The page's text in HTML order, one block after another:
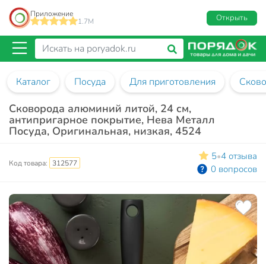
Приложение
1.7M
Открыть
Каталог Посуда Для приготовления
Сковорода алюминий литой, 24 см,
антипригарное покрытие, Нева Металл
Посуда, Оригинальная, низкая, 4524
Код товара: 312577
5•4 отзыва
0 вопросов